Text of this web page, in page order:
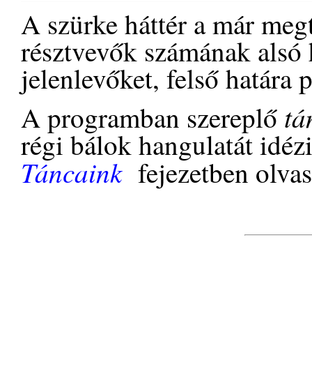
A szürke háttér a már
résztvevők számának
jelenlevőket, felső határa
A programban szereplő
régi bálok hangulatát
Táncaink fejezetben